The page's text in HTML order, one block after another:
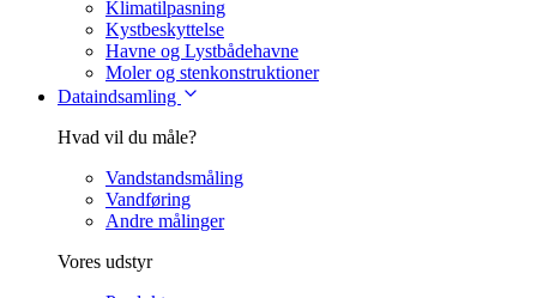
Klimatilpasning
Kystbeskyttelse
Havne og Lystbådehavne
Moler og stenkonstruktioner
Dataindsamling
Hvad vil du måle?
Vandstandsmåling
Vandføring
Andre målinger
Vores udstyr